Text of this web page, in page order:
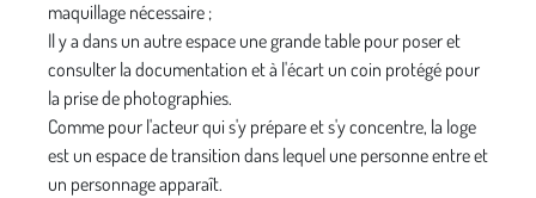
maquillage nécessaire ;
Il y a dans un autre espace une grande table pour poser et
consulter la documentation et à l'écart un coin protégé pour
la prise de photographies.
Comme pour l'acteur qui s'y prépare et s'y concentre, la loge
est un espace de transition dans lequel une personne entre et
un personnage apparaît.